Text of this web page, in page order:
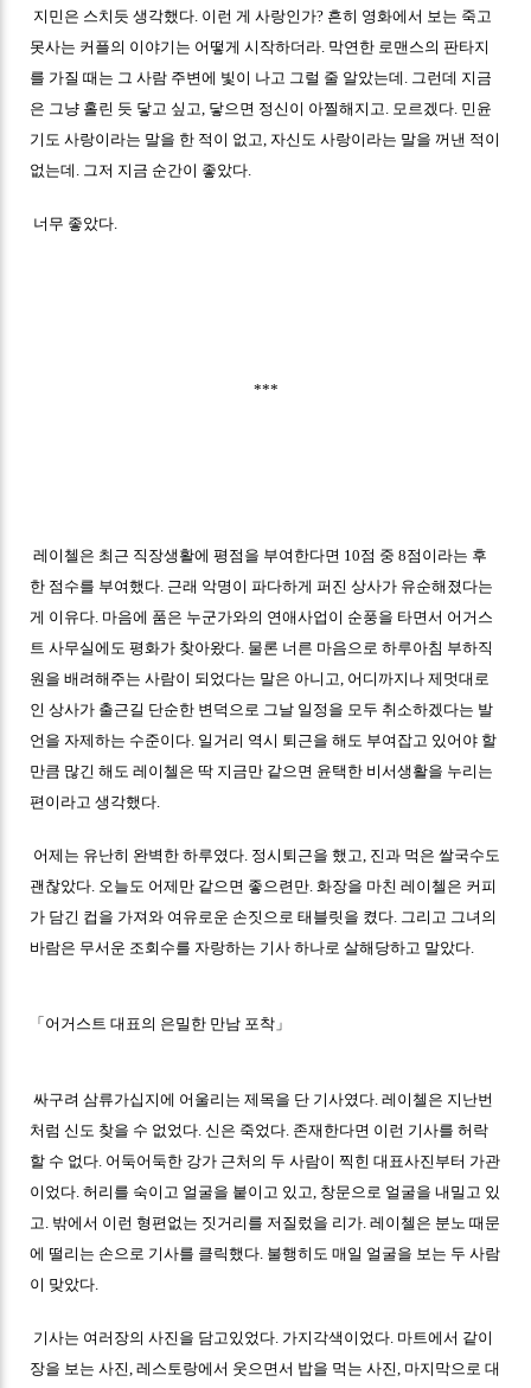
지민은 스치듯 생각했다. 이런 게 사랑인가? 흔히 영화에서 보는 죽고
못사는 커플의 이야기는 어떻게 시작하더라. 막연한 로맨스의 판타지
를 가질 때는 그 사람 주변에 빛이 나고 그럴 줄 알았는데. 그런데 지금
은 그냥 홀린 듯 닿고 싶고, 닿으면 정신이 아찔해지고. 모르겠다. 민윤
기도 사랑이라는 말을 한 적이 없고, 자신도 사랑이라는 말을 꺼낸 적이
없는데. 그저 지금 순간이 좋았다.
너무 좋았다.
***
레이첼은 최근 직장생활에 평점을 부여한다면 10점 중 8점이라는 후
한 점수를 부여했다. 근래 악명이 파다하게 퍼진 상사가 유순해졌다는
게 이유다. 마음에 품은 누군가와의 연애사업이 순풍을 타면서 어거스
트 사무실에도 평화가 찾아왔다. 물론 너른 마음으로 하루아침 부하직
원을 배려해주는 사람이 되었다는 말은 아니고, 어디까지나 제멋대로
인 상사가 출근길 단순한 변덕으로 그날 일정을 모두 취소하겠다는 발
언을 자제하는 수준이다. 일거리 역시 퇴근을 해도 부여잡고 있어야 할
만큼 많긴 해도 레이첼은 딱 지금만 같으면 윤택한 비서생활을 누리는
편이라고 생각했다.
어제는 유난히 완벽한 하루였다. 정시퇴근을 했고, 진과 먹은 쌀국수도
괜찮았다. 오늘도 어제만 같으면 좋으련만. 화장을 마친 레이첼은 커피
가 담긴 컵을 가져와 여유로운 손짓으로 태블릿을 켰다. 그리고 그녀의
바람은 무서운 조회수를 자랑하는 기사 하나로 살해당하고 말았다.
「 어거스트 대표의 은밀한 만남 포착 」
싸구려 삼류가십지에 어울리는 제목을 단 기사였다. 레이첼은 지난번
처럼 신도 찾을 수 없었다. 신은 죽었다. 존재한다면 이런 기사를 허락
할 수 없다. 어둑어둑한 강가 근처의 두 사람이 찍힌 대표사진부터 가관
이었다. 허리를 숙이고 얼굴을 붙이고 있고, 창문으로 얼굴을 내밀고 있
고. 밖에서 이런 형편없는 짓거리를 저질렀을 리가. 레이첼은 분노 때문
에 떨리는 손으로 기사를 클릭했다. 불행히도 매일 얼굴을 보는 두 사람
이 맞았다.
기사는 여러장의 사진을 담고있었다. 가지각색이었다. 마트에서 같이
장을 보는 사진, 레스토랑에서 웃으면서 밥을 먹는 사진, 마지막으로 대